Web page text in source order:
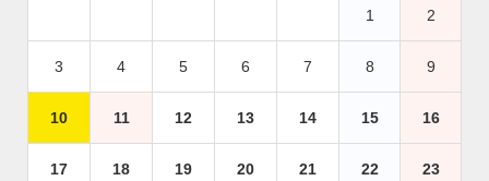
1 2
3 4 5 6 7 8 9
10 11 12 13 14 15 16
17 18 19 20 21 22 23